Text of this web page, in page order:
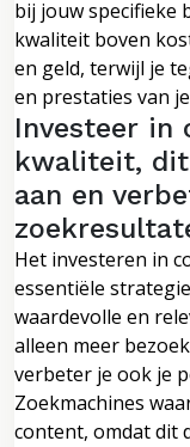
bij jouw specifieke
kwaliteit boven
en geld, terwijl je
en prestaties van
Investeer in
kwaliteit,
aan en
Het investeren in
essentiële
waardevolle en
alleen meer
verbeter je ook je
Zoekmachines
content, omdat dit